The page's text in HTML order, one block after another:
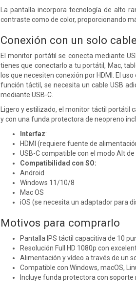
La pantalla incorpora tecnología de alto
contraste como de color, proporcionando
Conexión con un solo cable
El monitor portátil se conecta mediante
tienes que conectarlo a tu portátil, Mac,
los que necesiten conexión por HDMI. El
función táctil, se necesita un cable USB
mediante USB-C.
Ligero y estilizado, el monitor táctil portátil
y con una funda protectora de neopreno
Interfaz:
HDMI (requiere fuente de
USB-C compatible con el modo Alt
Compatibilidad con SO:
Android
Windows 11/10/8
Mac OS
iOS (se necesita un adaptador para
Motivos para comprarlo
Pantalla IPS táctil capacitiva de 10
Resolución Full HD 1080p con
Alimentación y vídeo a través de un
Compatible con Windows, macOS,
Incluye funda protectora con soporte